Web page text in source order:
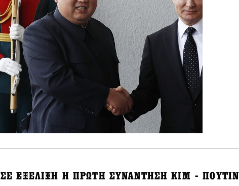
ΣΕ ΕΞΕΛΙΞΗ Η ΠΡΩΤΗ ΣΥΝΑΝΤΗΣΗ ΚΙΜ - ΠΟΥΤΙΝ